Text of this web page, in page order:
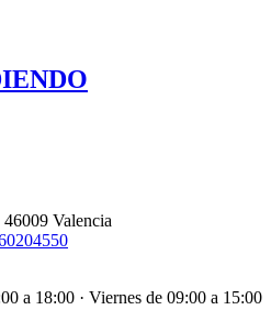
Valencia
a 18:00 · Viernes de 09:00 a 15:00